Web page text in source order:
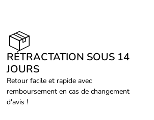
RÉTRACTATION SOUS 14
JOURS
Retour facile et rapide avec
remboursement en cas de changement
d'avis !